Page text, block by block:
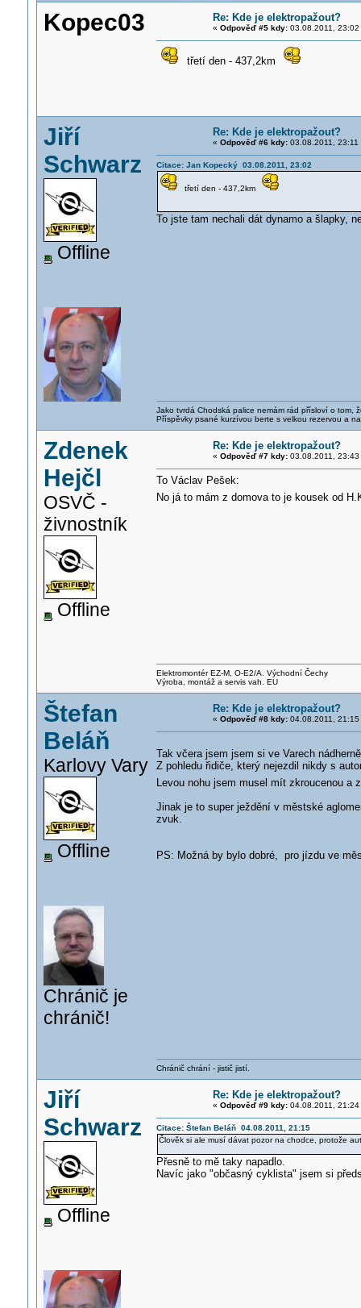
Kopec03 Re: Kde je elektropažout?
« Odpověď #5 kdy:03.08.2011, 23:02
třetí den - 437,2km
Jiří
Schwarz
Offline
Re: Kde je elektropažout?
« Odpověď #6 kdy:03.08.2011, 23:11
Citace: Jan Kopecký 03.08.2011, 23:02
třetí den - 437,2km
To jste tam nechali dát dynamo a šlapky,
Jako tvrdá Chodská palice nemám rád přísloví o tom,
Příspěvky psané kurzívou berte s velkou rezervou a
Zdenek
Hejčl
OSVČ -
živnostník
Offline
Re: Kde je elektropažout?
« Odpověď #7 kdy:03.08.2011, 23:43
To Václav Pešek:
No já to mám z domova to je kousek od
Elektromontér EZ-M, O-E2/A. Východní Čechy
Výroba, montáž a servis vah. EU
Štefan
Beláň
Karlovy Vary
Offline
Chránič je
chránič!
Re: Kde je elektropažout?
« Odpověď #8 kdy:04.08.2011, 21:15
Tak včera jsem jsem si ve Varech
Z pohledu řidiče, který nejezdil nikdy s
Levou nohu jsem musel mít zkroucenou a
Jinak je to super ježdění v městské
zvuk.
PS: Možná by bylo dobré, pro jízdu ve
Chránič chrání - jistič jistí.
Jiří
Schwarz
Offline
Re: Kde je elektropažout?
« Odpověď #9 kdy:04.08.2011, 21:24
Citace: Štefan Beláň 04.08.2011, 21:15
Člověk si ale musí dávat pozor na chodce, protože
Přesně to mě taky napadlo.
Navíc jako "občasný cyklista" jsem si